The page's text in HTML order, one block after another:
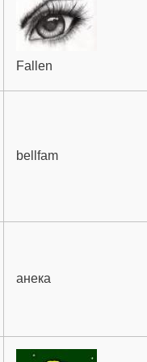
Fallen
bellfam
анека